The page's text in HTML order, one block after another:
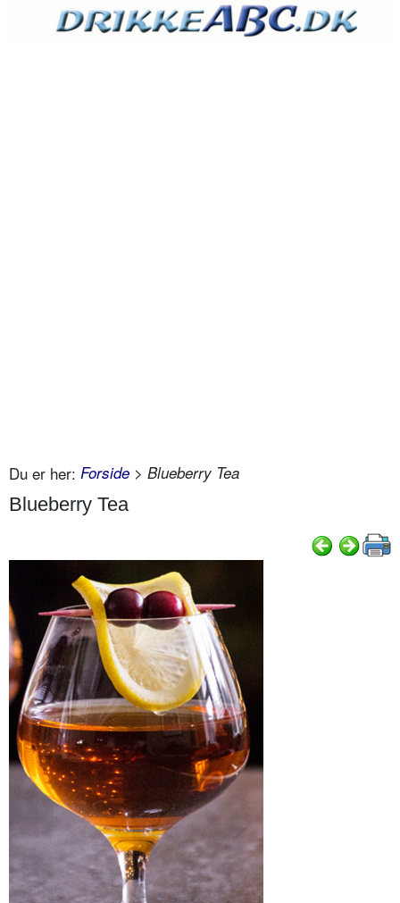
Du er her: Forside > Blueberry Tea
Blueberry Tea